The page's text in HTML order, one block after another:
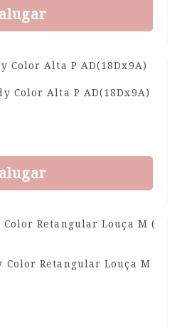
alugar
Color Alta P AD(18Dx9A)
alugar
Color Retangular Louça M